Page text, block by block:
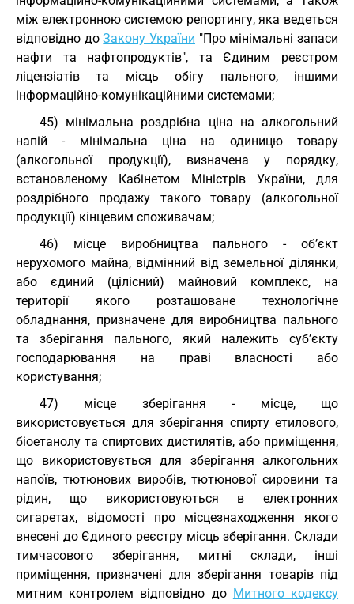
між електронною системою репортингу, яка ведеться
відповідно доЗакону України "Про мінімальні запаси
нафти та нафтопродуктів", та Єдиним реєстром
ліцензіатів та місць обігу пального, іншими
інформаційно-комунікаційними системами;
45) мінімальна роздрібна ціна на алкогольний
напій - мінімальна ціна на одиницю товару
(алкогольної продукції), визначена у порядку,
встановленому Кабінетом Міністрів України, для
роздрібного продажу такого товару (алкогольної
продукції) кінцевим споживачам;
46) місце виробництва пального - об’єкт
нерухомого майна, відмінний від земельної ділянки,
або єдиний (цілісний) майновий комплекс, на
території якого розташоване технологічне
обладнання, призначене для виробництва пального
та зберігання пального, який належить суб’єкту
господарювання на праві власності або
користування;
47) місце зберігання - місце, що
використовується для зберігання спирту етилового,
біоетанолу та спиртових дистилятів, або приміщення,
що використовується для зберігання алкогольних
напоїв, тютюнових виробів, тютюнової сировини та
рідин, що використовуються в електронних
сигаретах, відомості про місцезнаходження якого
внесені до Єдиного реєстру місць зберігання. Склади
тимчасового зберігання, митні склади, інші
приміщення, призначені для зберігання товарів під
митним контролем відповідно до Митного кодексу